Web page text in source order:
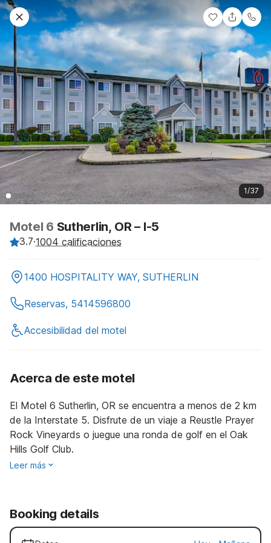
1/37
Motel 6 Sutherlin, OR – I-5
3.7·1004 calificaciones
1400 HOSPITALITY WAY, SUTHERLIN
Reservas, 5414596800
Accesibilidad del motel
Acerca de este motel
El Motel 6 Sutherlin, OR se encuentra a menos de 2 km
de la Interstate 5. Disfrute de un viaje a Reustle Prayer
Rock Vineyards o juegue una ronda de golf en el Oak
Hills Golf Club.
Leer más
Booking details